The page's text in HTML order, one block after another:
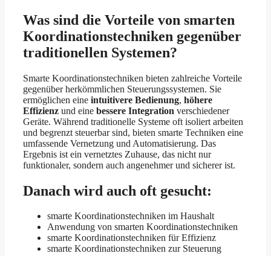
Was sind die Vorteile von smarten
Koordinationstechniken gegenüber
traditionellen Systemen?
Smarte Koordinationstechniken bieten zahlreiche Vorteile
gegenüber herkömmlichen Steuerungssystemen. Sie
ermöglichen eine intuitivere Bedienung, höhere
Effizienz und eine bessere Integration verschiedener
Geräte. Während traditionelle Systeme oft isoliert arbeiten
und begrenzt steuerbar sind, bieten smarte Techniken eine
umfassende Vernetzung und Automatisierung. Das
Ergebnis ist ein vernetztes Zuhause, das nicht nur
funktionaler, sondern auch angenehmer und sicherer ist.
Danach wird auch oft gesucht:
smarte Koordinationstechniken im Haushalt
Anwendung von smarten Koordinationstechniken
smarte Koordinationstechniken für Effizienz
smarte Koordinationstechniken zur Steuerung